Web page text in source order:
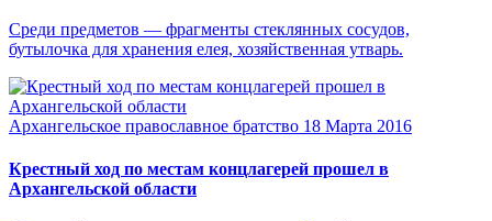
Среди предметов — фрагменты стеклянных сосудов,
бутылочка для хранения елея, хозяйственная утварь.
Архангельское православное братство 18 Марта 2016
Крестный ход по местам концлагерей прошел в
Архангельской области